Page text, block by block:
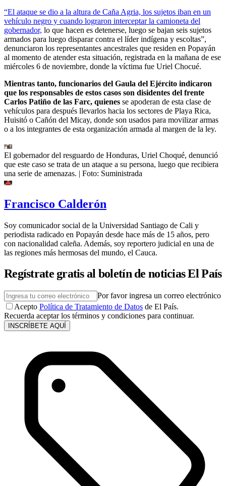
“El ataque se dio a la altura de Caña Agria, los sujetos iban en un
vehículo negro y cuando lograron interceptar la camioneta del
gobernador, lo que hacen es detenerse, luego se bajan seis sujetos
armados para luego disparar contra el líder indígena y escoltas”,
denunciaron los representantes ancestrales que residen en Popayán
al momento de atender esta situación, registrada en la mañana de ese
miércoles 6 de noviembre, donde la víctima fue Uriel Chocué.
Mientras tanto, funcionarios del Gaula del Ejército indicaron
que los responsables de estos casos son disidentes del frente
Carlos Patiño de las Farc, quienes se apoderan de esta clase de
vehículos para después llevarlos hacia los sectores de Playa Rica,
Huisitó o Cañón del Micay, donde son usados para movilizar armas
o a los integrantes de esta organización armada al margen de la ley.
El gobernador del resguardo de Honduras, Uriel Choqué, denunció
que este caso se trata de un ataque a su persona, luego que recibiera
una serie de amenazas. | Foto: Suministrada
Francisco Calderón
Soy comunicador social de la Universidad Santiago de Cali y
periodista radicado en Popayán desde hace más de 15 años, pero
con nacionalidad caleña. Además, soy reportero judicial en una de
las regiones más hermosas del mundo, el Cauca.
Regístrate gratis al boletín de noticias El País
Por favor ingresa un correo electrónico
Acepto Política de Tratamiento de Datos de El País.
Recuerda aceptar los términos y condiciones para continuar.
INSCRÍBETE AQUÍ